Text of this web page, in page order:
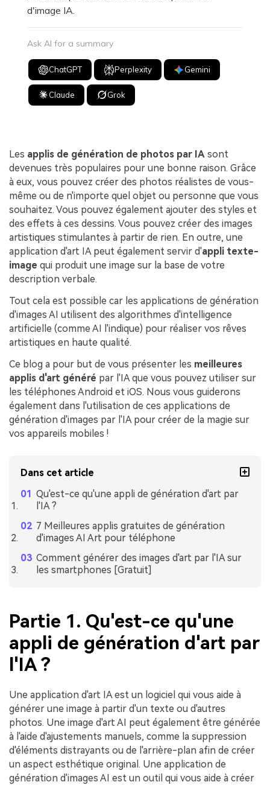
d'image IA.
Ask AI for a summary
ChatGPT Perplexity Gemini
Claude Grok
Les applis de génération de photos par IA sont
devenues très populaires pour une bonne raison. Grâce
à eux, vous pouvez créer des photos réalistes de vous-
même ou de n'importe quel objet ou personne que vous
souhaitez. Vous pouvez également ajouter des styles et
des effets à ces dessins. Vous pouvez créer des images
artistiques stimulantes à partir de rien. En outre, une
application d'art IA peut également servir d'appli texte-
image qui produit une image sur la base de votre
description verbale.
Tout cela est possible car les applications de génération
d'images AI utilisent des algorithmes d'intelligence
artificielle (comme AI l'indique) pour réaliser vos rêves
artistiques en haute qualité.
Ce blog a pour but de vous présenter les meilleures
applis d'art généré par l'IA que vous pouvez utiliser sur
les téléphones Android et iOS. Nous vous guiderons
également dans l'utilisation de ces applications de
génération d'images par l'IA pour créer de la magie sur
vos appareils mobiles !
Dans cet article
Qu'est-ce qu'une appli de génération d'art par
l'IA ?
7 Meilleures applis gratuites de génération
d'images AI Art pour téléphone
Comment générer des images d'art par l'IA sur
les smartphones [Gratuit]
Partie 1. Qu'est-ce qu'une
appli de génération d'art par
l'IA ?
Une application d'art IA est un logiciel qui vous aide à
générer une image à partir d'un texte ou d'autres
photos. Une image d'art AI peut également être générée
à l'aide d'ajustements manuels, comme la suppression
d'éléments distrayants ou de l'arrière-plan afin de créer
un aspect esthétique original. Une application de
génération d'images AI est un outil qui vous aide à créer